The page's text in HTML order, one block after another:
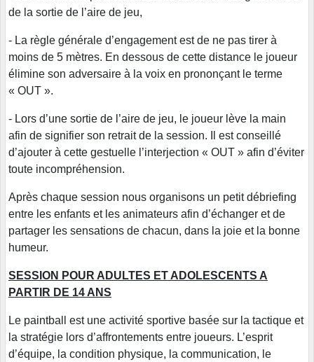
de la sortie de l’aire de jeu,
- La règle générale d’engagement est de ne pas tirer à
moins de 5 mètres. En dessous de cette distance le joueur
élimine son adversaire à la voix en prononçant le terme
« OUT ».
- Lors d’une sortie de l’aire de jeu, le joueur lève la main
afin de signifier son retrait de la session. Il est conseillé
d’ajouter à cette gestuelle l’interjection « OUT » afin d’éviter
toute incompréhension.
Après chaque session nous organisons un petit débriefing
entre les enfants et les animateurs afin d’échanger et de
partager les sensations de chacun, dans la joie et la bonne
humeur.
SESSION POUR ADULTES ET ADOLESCENTS A
PARTIR DE 14 ANS
Le paintball est une activité sportive basée sur la tactique et
la stratégie lors d’affrontements entre joueurs. L’esprit
d’équipe, la condition physique, la communication, le